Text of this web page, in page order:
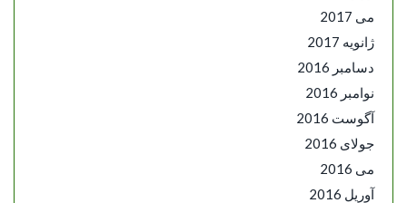
می 2017
ژانویه 2017
دسامبر 2016
نوامبر 2016
آگوست 2016
جولای 2016
می 2016
آوریل 2016